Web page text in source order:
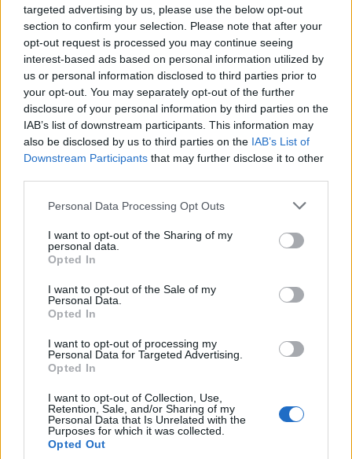
targeted advertising by us, please use the below opt-out
section to confirm your selection. Please note that after your
opt-out request is processed you may continue seeing
interest-based ads based on personal information utilized by
us or personal information disclosed to third parties prior to
your opt-out. You may separately opt-out of the further
disclosure of your personal information by third parties on the
IAB’s list of downstream participants. This information may
also be disclosed by us to third parties on the IAB’s List of
Downstream Participants that may further disclose it to other
Personal Data Processing Opt Outs
I want to opt-out of the Sharing of my
personal data.
Opted In
I want to opt-out of the Sale of my
Personal Data.
Opted In
I want to opt-out of processing my
Personal Data for Targeted Advertising.
Opted In
I want to opt-out of Collection, Use,
Retention, Sale, and/or Sharing of my
Personal Data that Is Unrelated with the
Purposes for which it was collected.
Opted Out
Pripravte vašu pokožku
na sychravé dni
Starostlivosť o pleť v
lete
HODNOTENIE OBCHODU
Objednávala som po prvý
krát cez váš obchod. Tovar
poriadku . Prvá skúsenosť
Renata H.
11.9.2023 06:31
Spokojnosť na 100%